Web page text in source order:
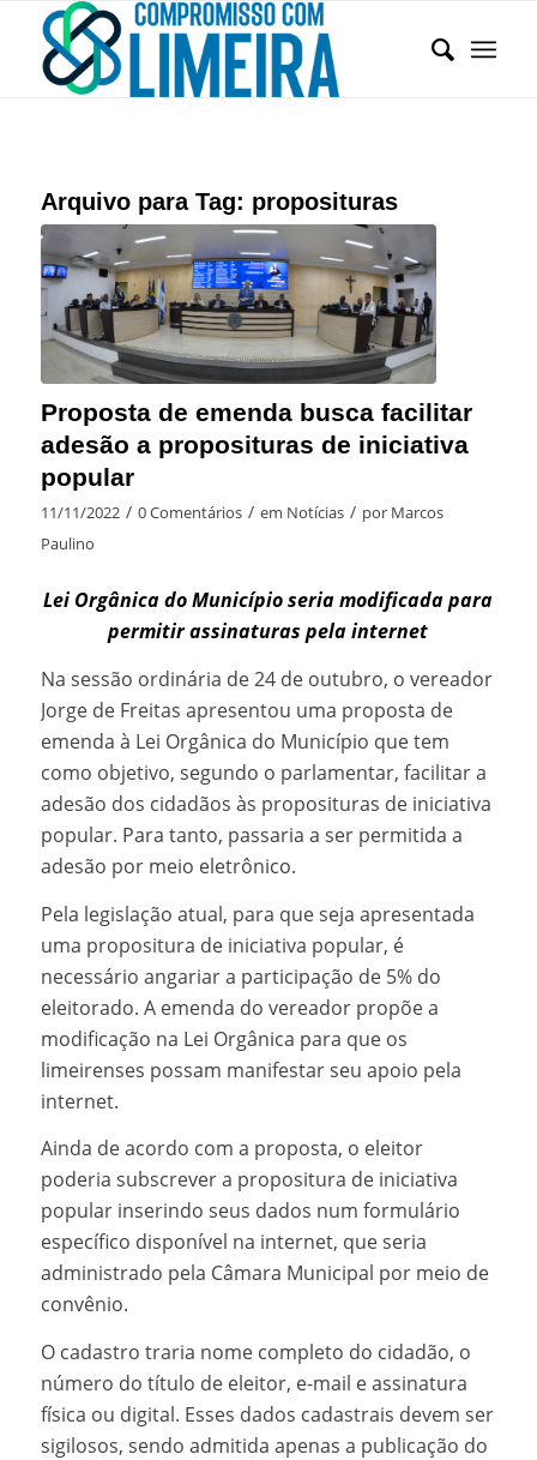
Arquivo para Tag: proposituras
Proposta de emenda busca facilitar
adesão a proposituras de iniciativa
popular
11/11/2022 / 0 Comentários / em Notícias / por Marcos
Paulino
Lei Orgânica do Município seria modificada para
permitir assinaturas pela internet
Na sessão ordinária de 24 de outubro, o vereador
Jorge de Freitas apresentou uma proposta de
emenda à Lei Orgânica do Município que tem
como objetivo, segundo o parlamentar, facilitar a
adesão dos cidadãos às proposituras de iniciativa
popular. Para tanto, passaria a ser permitida a
adesão por meio eletrônico.
Pela legislação atual, para que seja apresentada
uma propositura de iniciativa popular, é
necessário angariar a participação de 5% do
eleitorado. A emenda do vereador propõe a
modificação na Lei Orgânica para que os
limeirenses possam manifestar seu apoio pela
internet.
Ainda de acordo com a proposta, o eleitor
poderia subscrever a propositura de iniciativa
popular inserindo seus dados num formulário
específico disponível na internet, que seria
administrado pela Câmara Municipal por meio de
convênio.
O cadastro traria nome completo do cidadão, o
número do título de eleitor, e-mail e assinatura
física ou digital. Esses dados cadastrais devem ser
sigilosos, sendo admitida apenas a publicação do